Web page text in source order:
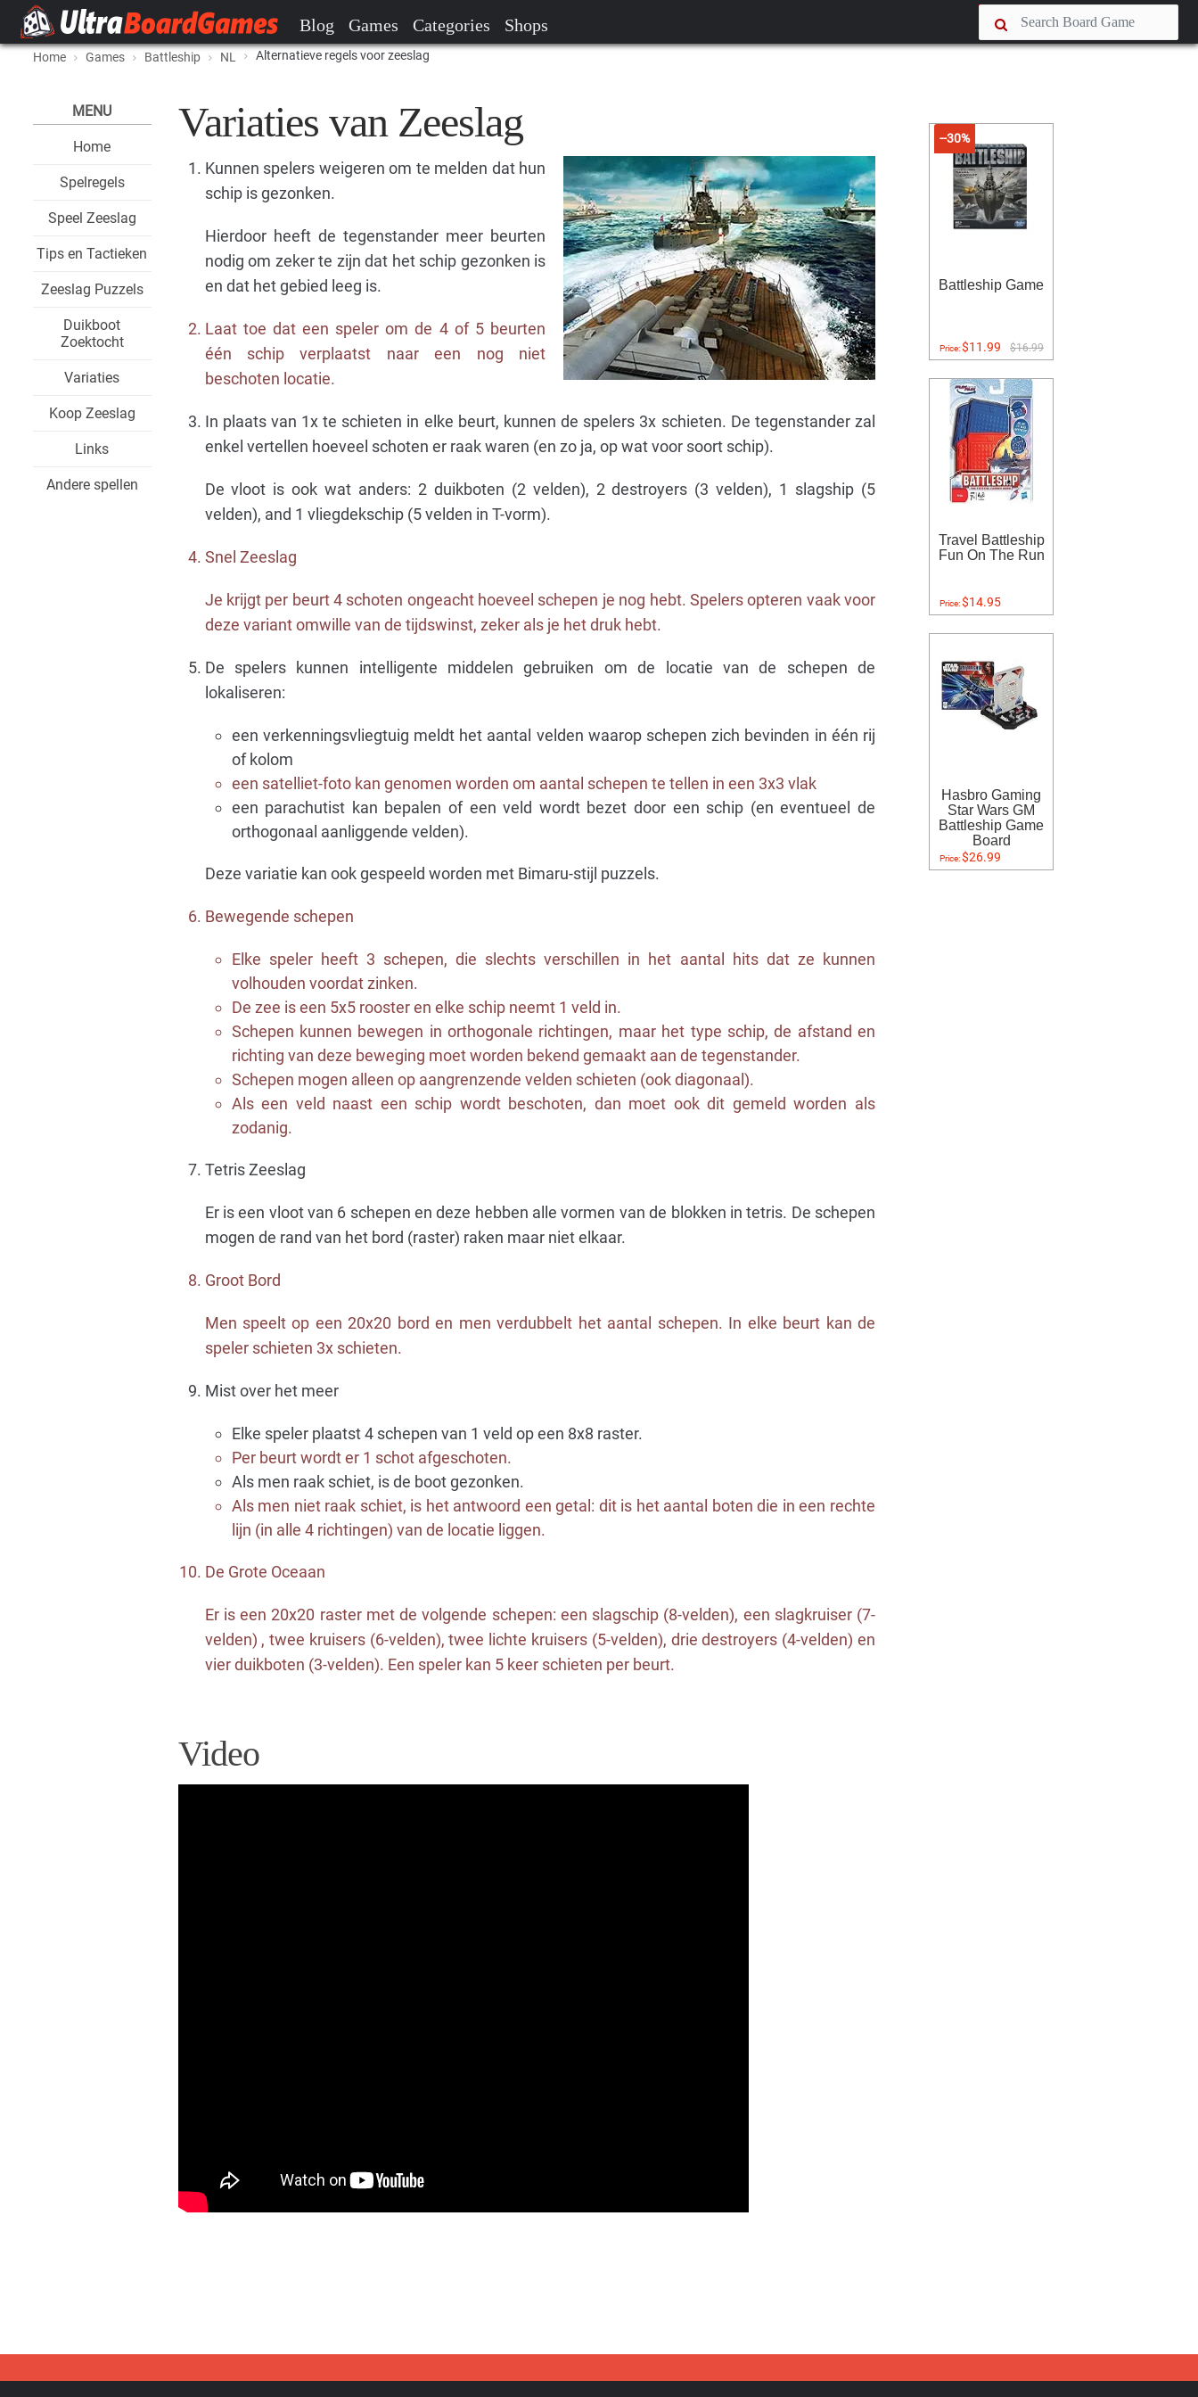
Blog Games Categories Shops
Home Games Battleship NL Alternatieve regels voor zeeslag
MENU
Home
Spelregels
Speel Zeeslag
Tips en Tactieken
Zeeslag Puzzels
Duikboot
Zoektocht
Variaties
Koop Zeeslag
Links
Andere spellen
Variaties van Zeeslag
Kunnen spelers weigeren om te melden dat hun
schip is gezonken.
Hierdoor heeft de tegenstander meer beurten
nodig om zeker te zijn dat het schip gezonken is
en dat het gebied leeg is.
Laat toe dat een speler om de 4 of 5 beurten
één schip verplaatst naar een nog niet
beschoten locatie.
In plaats van 1x te schieten in elke beurt, kunnen de spelers 3x schieten. De tegenstander zal
enkel vertellen hoeveel schoten er raak waren (en zo ja, op wat voor soort schip).
De vloot is ook wat anders: 2 duikboten (2 velden), 2 destroyers (3 velden), 1 slagship (5
velden), and 1 vliegdekschip (5 velden in T-vorm).
Snel Zeeslag
Je krijgt per beurt 4 schoten ongeacht hoeveel schepen je nog hebt. Spelers opteren vaak voor
deze variant omwille van de tijdswinst, zeker als je het druk hebt.
De spelers kunnen intelligente middelen gebruiken om de locatie van de schepen de
lokaliseren:
een verkenningsvliegtuig meldt het aantal velden waarop schepen zich bevinden in één rij
of kolom
een satelliet-foto kan genomen worden om aantal schepen te tellen in een 3x3 vlak
een parachutist kan bepalen of een veld wordt bezet door een schip (en eventueel de
orthogonaal aanliggende velden).
Deze variatie kan ook gespeeld worden met Bimaru-stijl puzzels.
Bewegende schepen
Elke speler heeft 3 schepen, die slechts verschillen in het aantal hits dat ze kunnen
volhouden voordat zinken.
De zee is een 5x5 rooster en elke schip neemt 1 veld in.
Schepen kunnen bewegen in orthogonale richtingen, maar het type schip, de afstand en
richting van deze beweging moet worden bekend gemaakt aan de tegenstander.
Schepen mogen alleen op aangrenzende velden schieten (ook diagonaal).
Als een veld naast een schip wordt beschoten, dan moet ook dit gemeld worden als
zodanig.
Tetris Zeeslag
Er is een vloot van 6 schepen en deze hebben alle vormen van de blokken in tetris. De schepen
mogen de rand van het bord (raster) raken maar niet elkaar.
Groot Bord
Men speelt op een 20x20 bord en men verdubbelt het aantal schepen. In elke beurt kan de
speler schieten 3x schieten.
Mist over het meer
Elke speler plaatst 4 schepen van 1 veld op een 8x8 raster.
Per beurt wordt er 1 schot afgeschoten.
Als men raak schiet, is de boot gezonken.
Als men niet raak schiet, is het antwoord een getal: dit is het aantal boten die in een rechte
lijn (in alle 4 richtingen) van de locatie liggen.
De Grote Oceaan
Er is een 20x20 raster met de volgende schepen: een slagschip (8-velden), een slagkruiser (7-
velden) , twee kruisers (6-velden), twee lichte kruisers (5-velden), drie destroyers (4-velden) en
vier duikboten (3-velden). Een speler kan 5 keer schieten per beurt.
Video
--30%
Battleship Game
Price:$11.99 $16.99
Travel Battleship
Fun On The Run
Price:$14.95
Hasbro Gaming
Star Wars GM
Battleship Game
Board
Price:$26.99